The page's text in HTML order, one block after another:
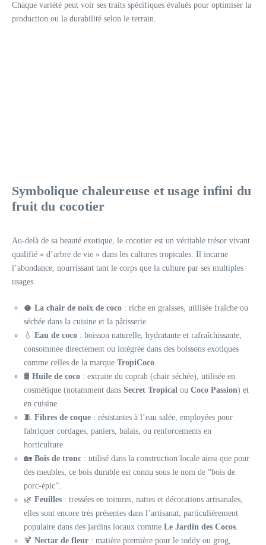
Chaque variété peut voir ses traits spécifiques évalués pour optimiser la
production ou la durabilité selon le terrain.
Symbolique chaleureuse et usage infini du
fruit du cocotier
Au-delà de sa beauté exotique, le cocotier est un véritable trésor vivant
qualifié « d’arbre de vie » dans les cultures tropicales. Il incarne
l’abondance, nourrissant tant le corps que la culture par ses multiples
usages.
🥥 La chair de noix de coco : riche en graisses, utilisée fraîche ou
séchée dans la cuisine et la pâtisserie.
💧 Eau de coco : boisson naturelle, hydratante et rafraîchissante,
consommée directement ou intégrée dans des boissons exotiques
comme celles de la marque TropiCoco
🛢️ Huile de coco : extraite du coprah (chair séchée), utilisée en
cosmétique (notamment dans Secret Tropical ou Coco Passion) et
en cuisine.
🧵 Fibres de coque : résistantes à l’eau salée, employées pour
fabriquer cordages, paniers, balais, ou renforcements en
horticulture.
🏡 Bois de tronc : utilisé dans la construction locale ainsi que pour
des meubles, ce bois durable est connu sous le nom de “bois de
porc-épic”.
🌿 Feuilles : tressées en toitures, nattes et décorations artisanales,
elles sont encore très présentes dans l’artisanat, particulièrement
populaire dans des jardins locaux comme Le Jardin des Cocos
🍹 Nectar de fleur : matière première pour le toddy ou grog,